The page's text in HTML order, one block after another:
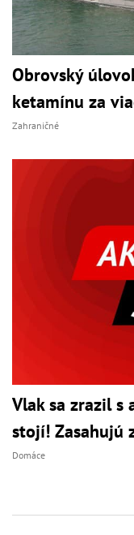
Obrovský
ketamínu za
Zahraničné
Vlak sa zrazil s
stojí! Zasahujú
Domáce